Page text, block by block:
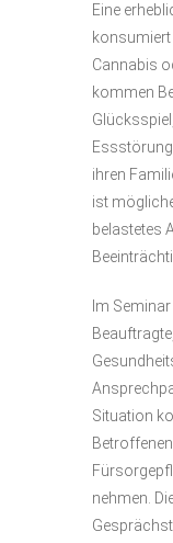
Eine
konsumiert
Cannabis
kommen
ihren
ist
belastetes
Im
Situation
nehmen.